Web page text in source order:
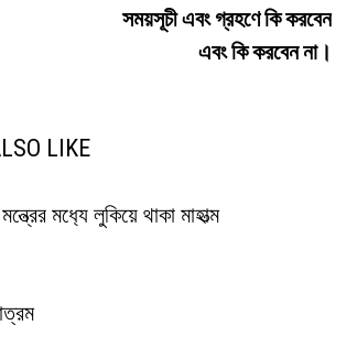
সময়সূচী এবং গ্রহণে কি করবেন
এবং কি করবেন না।
LIKE
মধ‍্যে লুকিয়ে থাকা মাহাত্ম